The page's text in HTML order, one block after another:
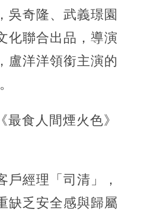
吳奇隆、武義璟園
化聯合出品，導演
盧洋洋領銜主演的
食人間煙火色》
戶經理「司清」，
缺乏安全感與歸屬